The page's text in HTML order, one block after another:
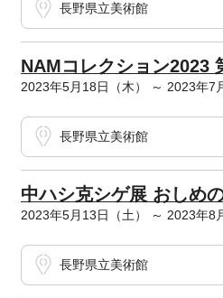
長野県立美術館
NAMコレクション2023
2023年5月18日（木） ～ 2023年7
長野県立美術館
中ハシ克シゲ展 おしめ
2023年5月13日（土） ～ 2023年8
長野県立美術館